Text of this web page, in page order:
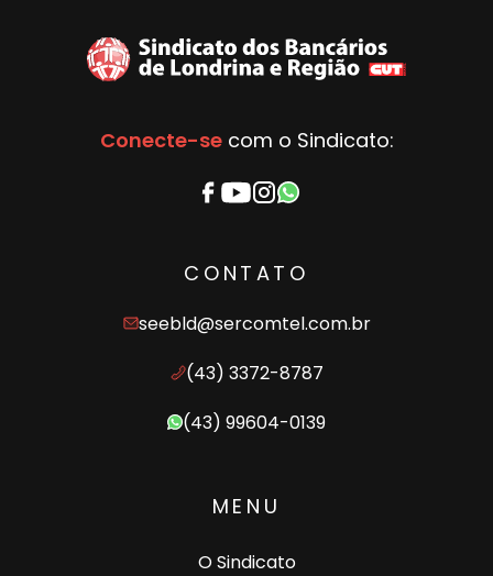
Conecte-secom o Sindicato:
CONTATO
seebld@sercomtel.com.br
(43) 3372-8787
(43) 99604-0139
MENU
O Sindicato